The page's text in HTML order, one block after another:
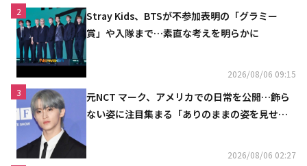
2
Stray Kids、BTSが不参加表明の「グラミー
賞」や入隊まで…素直な考えを明らかに
2026/08/06 09:15
3
元NCT マーク、アメリカでの日常を公開…飾ら
ない姿に注目集まる「ありのままの姿を見せた
2026/08/06 02:27